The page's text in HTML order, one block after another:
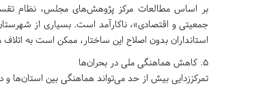
بر اساس مطالعات مرکز پژوهش‌های مجلس، نظام
جمعیتی و اقتصادی»، ناکارآمد است. بسیاری از
استانداران بدون اصلاح این ساختار، ممکن است به اتلاف
۵. کاهش هماهنگی ملی در بحران‌ها
تمرکززدایی بیش از حد می‌تواند هماهنگی بین استان‌ها